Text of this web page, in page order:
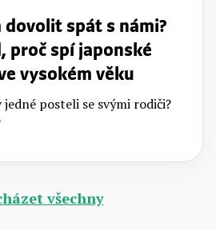
dovolit spát s námi?
proč spí japonské
vysokém věku
posteli se svými rodiči?
všechny